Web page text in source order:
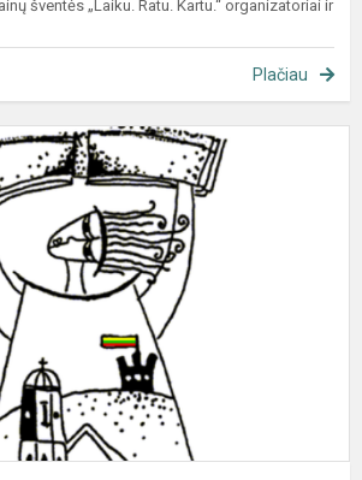
šventės „Laiku. Ratu. Kartu.“ organizatoriai ir
Plačiau